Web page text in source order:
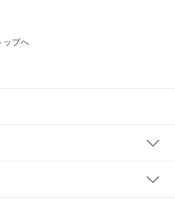
ップへ